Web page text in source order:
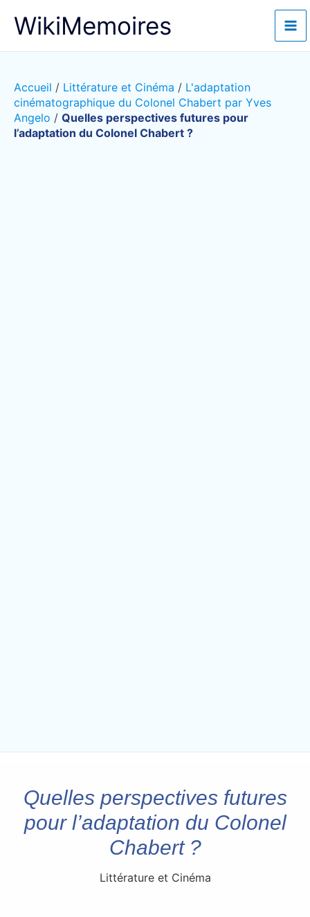
WikiMemoires
Accueil / Littérature et Cinéma / L'adaptation
cinématographique du Colonel Chabert par Yves
Angelo / Quelles perspectives futures pour
l’adaptation du Colonel Chabert ?
Quelles perspectives futures
pour l’adaptation du Colonel
Chabert ?
Littérature et Cinéma